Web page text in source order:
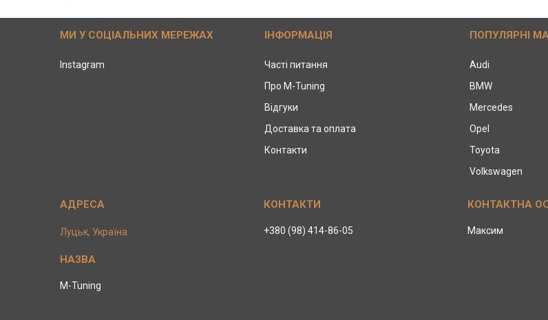
МИ У СОЦІАЛЬНИХ МЕРЕЖАХ
Instagram
ІНФОРМАЦІЯ
Часті питання
Про M-Tuning
Відгуки
Доставка та оплата
Контакти
ПОПУЛЯРНІ
Audi
BMW
Mercedes
Opel
Toyota
Volkswagen
Луцьк, Україна
M-Tuning
+380 (98) 414-86-05 Максим